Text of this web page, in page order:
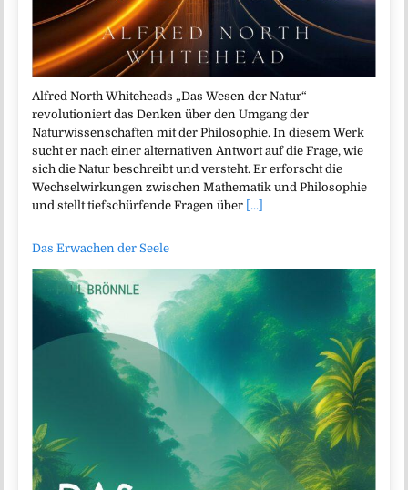
Alfred North Whiteheads „Das Wesen der Natur“
revolutioniert das Denken über den Umgang der
Naturwissenschaften mit der Philosophie. In diesem Werk
sucht er nach einer alternativen Antwort auf die Frage, wie
sich die Natur beschreibt und versteht. Er erforscht die
Wechselwirkungen zwischen Mathematik und Philosophie
und stellt tiefschürfende Fragen über [...]
Das Erwachen der Seele